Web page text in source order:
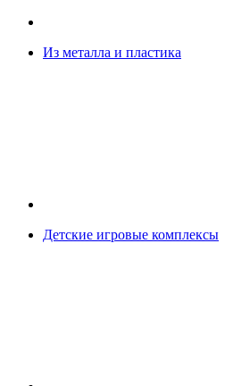
Из металла и пластика
Детские игровые комплексы